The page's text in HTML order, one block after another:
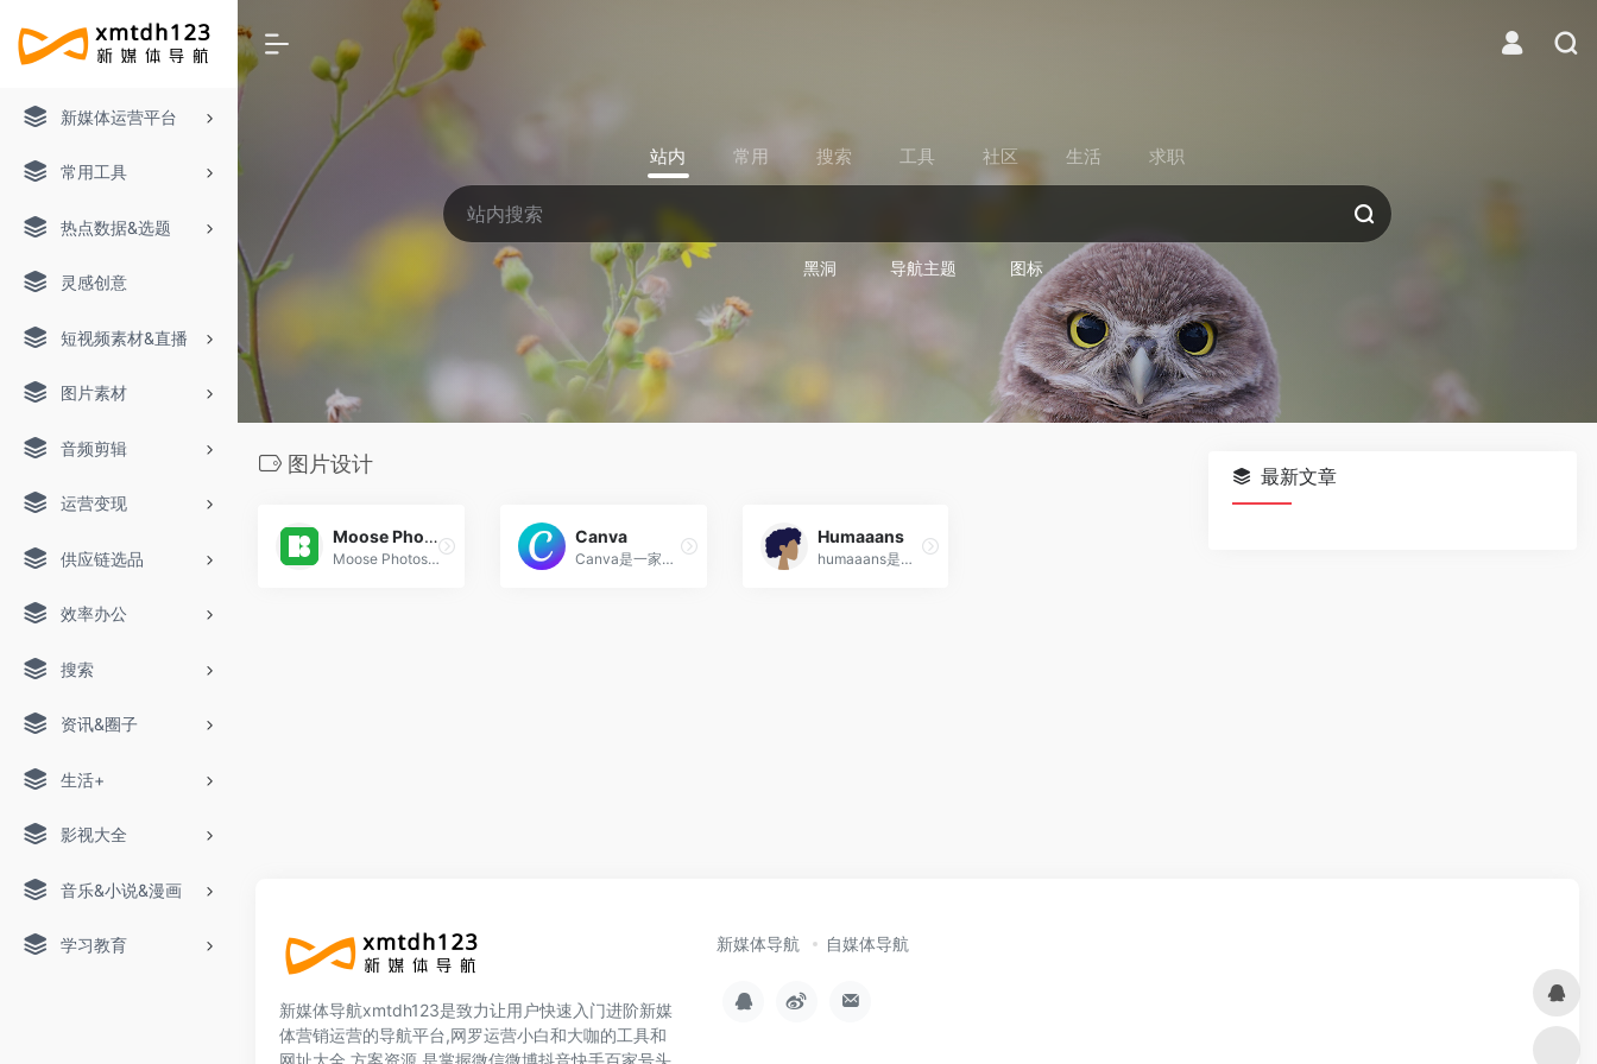
新媒体运营平台
常用工具
热点数据&选题
灵感创意
短视频素材&直播
图片素材
音频剪辑
运营变现
供应链选品
效率办公
搜索
资讯&圈子
生活+
影视大全
音乐&小说&漫画
学习教育
站内 常用 搜索 工具 社区 生活 求职
黑洞 导航主题 图标
图片设计
Moose Photos
Moose Photos 是 Icons8 旗下的免费工具，Moose Photos在线图片制作，让用户自行挑选背景图、人物、物件，利用拖曳、放大缩小等方式设计出
Canva
Canva是一家来自澳洲的在线设计平台，Canva可画中文官网面向的用户群体包括学生党、职场人，各类团队、大中小型企业，Canva在线设计平台，提供了海量的免费设计
Humaaans
humaaans是由 Pablo Stanley设计师设计，提供的可免费用于商业或个人的插画图库。humaaans是一款可以在Sketch绘画的在线插画设计神器…
最新文章
新媒体导航xmtdh123是致力让用户快速入门进阶新媒
体营销运营的导航平台,网罗运营小白和大咖的工具和
网址大全,方案资源,是掌握微信微博抖音快手百家号头
新媒体导航 自媒体导航